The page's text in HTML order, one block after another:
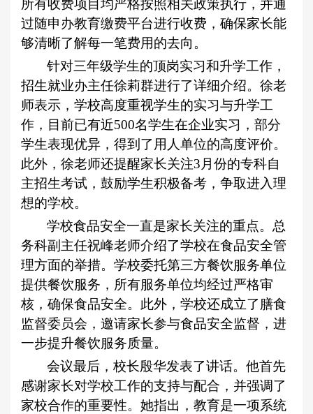
所有收费项目均严格按照相关政策执行，并通
过随申办教育缴费平台进行收费，确保家长能
够清晰了解每一笔费用的去向。
针对三年级学生的顶岗实习和升学工作，
招生就业办主任徐莉群进行了详细介绍。徐老
师表示，学校高度重视学生的实习与升学工
作，目前已有近500名学生在企业实习，部分
学生表现优异，得到了用人单位的高度评价。
此外，徐老师还提醒家长关注3月份的专科自
主招生考试，鼓励学生积极备考，争取进入理
想的学校。
学校食品安全一直是家长关注的重点。总
务科副主任祝峰老师介绍了学校在食品安全管
理方面的举措。学校委托第三方餐饮服务单位
提供餐饮服务，所有服务单位均经过严格审
核，确保食品安全。此外，学校还成立了膳食
监督委员会，邀请家长参与食品安全监督，进
一步提升餐饮服务质量。
会议最后，校长殷华发表了讲话。他首先
感谢家长对学校工作的支持与配合，并强调了
家校合作的重要性。她指出，教育是一项系统